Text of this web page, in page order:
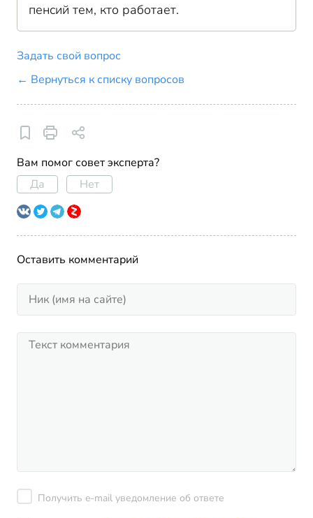
пенсий тем, кто работает.
Задать свой вопрос
← Вернуться к списку вопросов
Вам помог совет эксперта?
Да
Нет
Оставить комментарий
Получить e-mail уведомление об ответе